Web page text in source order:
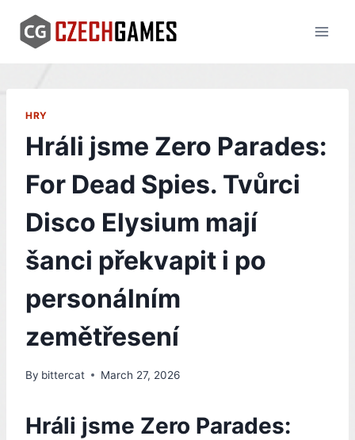
content
HRY
Hráli jsme Zero Parades:
For Dead Spies. Tvůrci
Disco Elysium mají
šanci překvapit i po
personálním
zemětřesení
By bittercat March 27, 2026
Hráli jsme Zero Parades: